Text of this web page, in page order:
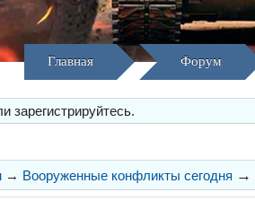
Главная Форум
зарегистрируйтесь.
→ Вооруженные конфликты сегодня →